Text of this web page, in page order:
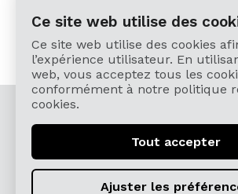
© 2026 Cardamomo Flamenco
réservés.
Mentions légales y Politique de
Términos, Condiciones,
Ce site web utilise des
Ce site web utilise des cookies
l’expérience utilisateur. En
web, vous acceptez tous les
conformément à notre politique
cookies.
Tout accepter
Ajuster les